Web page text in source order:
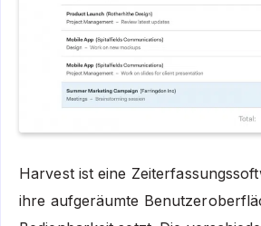
Harvest ist eine
ihre aufgeräumte